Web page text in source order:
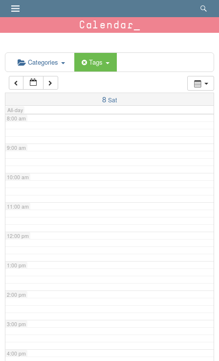
Calendar
Categories Tags
8 Sat
All-day
6:00 am
7:00 am
8:00 am
9:00 am
10:00 am
11:00 am
12:00 pm
1:00 pm
2:00 pm
3:00 pm
4:00 pm